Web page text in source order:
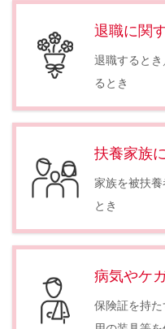
退職に関
退職すると
るとき
扶養家族
家族を被扶
とき
病気やケ
保険証を持